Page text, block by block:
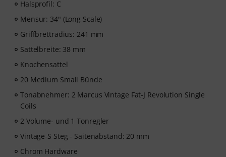
Meisterklasse und seine praktischen Übungen bekannt
ist, die jedem Bassisten weiterhelfen — vom Anfänger
bis zum Fortgeschrittenen. Entdecke strukturierte
musikalische Konzepte, die dein Bassspiel auf das
nächste Level heben werden.
Nachdem deine Bestellung versandt wurde, erhältst du
endet nach Ablauf automatisch.
Halsprofil: C
Mensur: 34" (Long Scale)
Griffbrettradius: 241 mm
Sattelbreite: 38 mm
Knochensattel
20 Medium Small Bünde
Tonabnehmer: 2 Marcus Vintage Fat-J Revolution Single
Coils
2 Volume- und 1 Tonregler
Vintage-S Steg - Saitenabstand: 20 mm
Chrom Hardware